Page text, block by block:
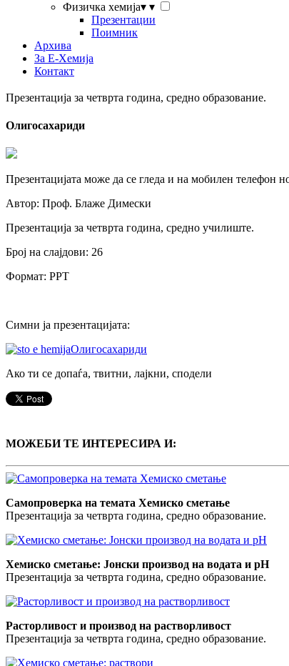
Физичка хемија▾ ▾
Презентации
Поимник
Архива
За Е-Хемија
Контакт
Презентација за четврта година, средно образование.
Олигосахариди
Презентацијата може да се гледа и на мобилен телефон
Автор: Проф. Блаже Димески
Презентација за четврта година, средно училиште.
Број на слајдови: 26
Формат: PPT
Симни ја презентацијата:
Олигосахариди
Ако ти се допаѓа, твитни, лајкни, сподели
МОЖЕБИ ТЕ ИНТЕРЕСИРА И:
Самопроверка на темата Хемиско сметање
Презентација за четврта година, средно образование.
Хемиско сметање: Јонски производ на водата и pH
Презентација за четврта година, средно образование.
Расторливост и производ на растворливост
Презентација за четврта година, средно образование.